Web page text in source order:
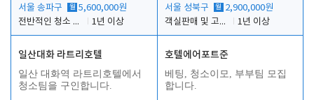
서울 송파구 월 5,600,000원
전반적인 청소 업무(객실청소.객실정리)
1년 이상
서울 성북구 월 2,900,000원
객실판매 및 고객응대
1년 이상
일산대화 라트리호텔
일산 대화역 라트리호텔에서
청소팀을 구인합니다.
호텔에어포트준
베팅, 청소이모, 부부팀 모집
합니다.